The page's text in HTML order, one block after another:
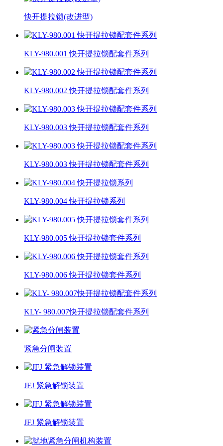
快开提拉锁(改进型)
KLY-980.001 快开提拉锁配套件系列
KLY-980.002 快开提拉锁配套件系列
KLY-980.003 快开提拉锁配套件系列
KLY-980.003 快开提拉锁配套件系列
KLY-980.004 快开提拉锁系列
KLY-980.005 快开提拉锁套件系列
KLY-980.006 快开提拉锁套件系列
KLY- 980.007快开提拉锁配套件系列
紧急分闸装置
JFJ 紧急解锁装置
JFJ 紧急解锁装置